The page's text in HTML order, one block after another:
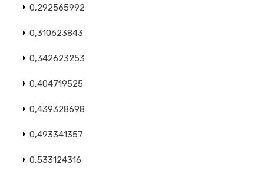
0,292565992
0,310623843
0,342623253
0,404719525
0,439328698
0,493341357
0,533124316